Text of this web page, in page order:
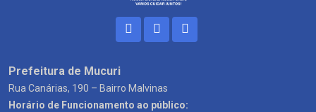
Prefeitura de Mucuri
Rua Canárias, 190 – Bairro Malvinas
Horário de Funcionamento ao público: